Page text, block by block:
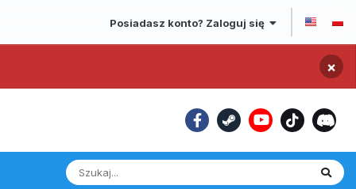
Posiadasz konto? Zaloguj się
×